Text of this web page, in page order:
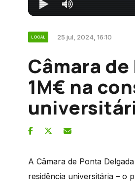
LOCAL 25 jul, 2024, 16:10
Câmara
1M€ na
A Câmara de Ponta
residência universitária – o